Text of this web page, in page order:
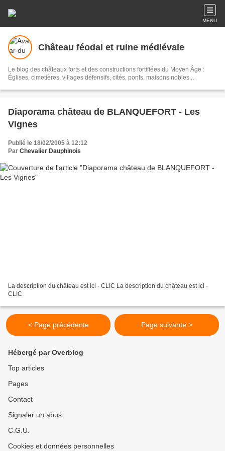
MENU
Château féodal et ruine médiévale
Le blog des châteaux forts et des constructions fortifiées du Moyen Âge :
Églises, cimetières, villages défensifs, cités, ponts, maisons nobles...
Diaporama château de BLANQUEFORT - Les
Vignes
Publié le 18/02/2005 à 12:12
Par Chevalier Dauphinois
La description du château est ici - CLIC La description du château est ici -
CLIC
< Page précédente Page suivante >
Hébergé par Overblog
Top articles
Pages
Contact
Signaler un abus
C.G.U.
Cookies et données personnelles